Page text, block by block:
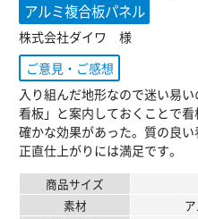
アルミ複合板パネル
株式会社ダイワ 様
ご意見・ご感想
入り組んだ地形なので迷い易
看板」と案内しておくことで
確かな効果があった。質の良い
正直仕上がりには満足です。
商品サイズ
素材